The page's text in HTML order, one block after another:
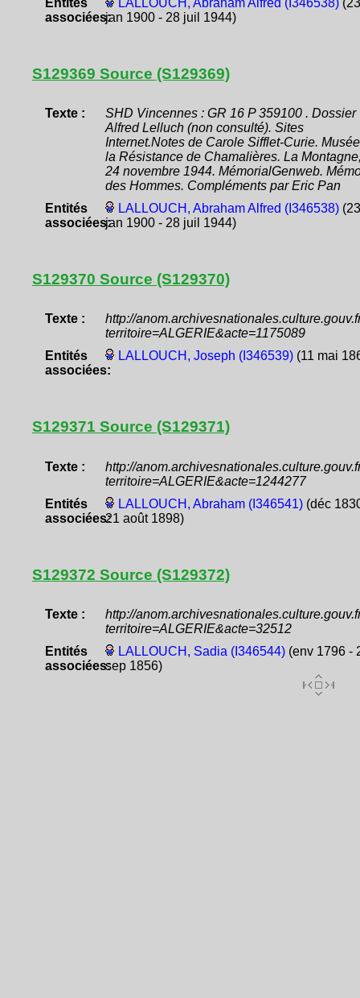
Entités
associées:
LALLOUCH, Abraham Alfred (I346538)(23
jan 1900 - 28 juil 1944)
S129369 Source (S129369)
Texte :
SHD Vincennes : GR 16 P 359100 . Dossier
Alfred Lelluch (non consulté). Sites
Internet.Notes de Carole Sifflet-Curie.
la Résistance de Chamalières. La
24 novembre 1944. MémorialGenweb.
des Hommes. Compléments par Eric Pan
Entités
associées:
LALLOUCH, Abraham Alfred (I346538)(23
jan 1900 - 28 juil 1944)
S129370 Source (S129370)
Texte :
http://
territoire=ALGERIE&acte=1175089
Entités
associées:
LALLOUCH, Joseph (I346539)(11 mai
S129371 Source (S129371)
Texte :
http://
territoire=ALGERIE&acte=1244277
Entités
associées:
LALLOUCH, Abraham (I346541)(déc
21 août 1898)
S129372 Source (S129372)
Texte :
http://
territoire=ALGERIE&acte=32512
Entités
associées:
LALLOUCH, Sadia (I346544)(env 1796 -
sep 1856)